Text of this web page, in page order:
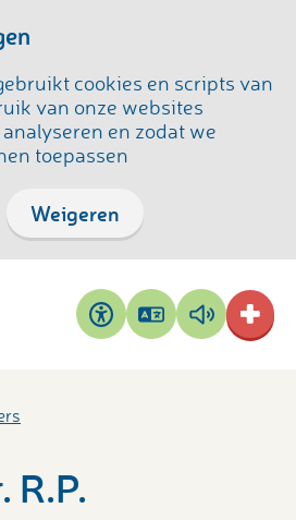
cookies en scripts van
van onze websites
en zodat we
toepassen
Weigeren
Toegankelijkheid
Pagina
vertalen
Pagina
voorlezen
R.P.